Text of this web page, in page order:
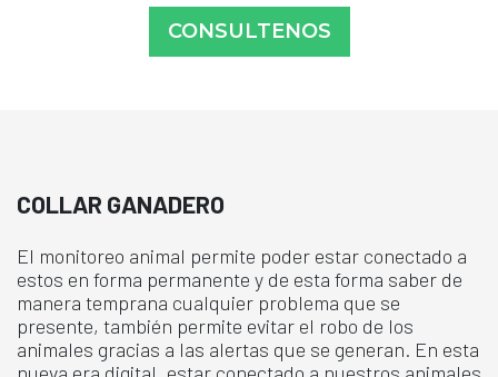
CONSULTENOS
COLLAR GANADERO
El monitoreo animal permite poder estar conectado a
estos en forma permanente y de esta forma saber de
manera temprana cualquier problema que se
presente, también permite evitar el robo de los
animales gracias a las alertas que se generan. En esta
nueva era digital, estar conectado a nuestros animales